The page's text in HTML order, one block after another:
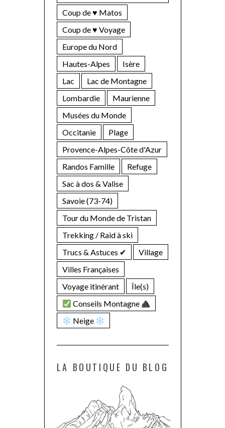
Coup de ♥ Matos
Coup de ♥ Voyage
Europe du Nord
Hautes-Alpes
Isère
Lac
Lac de Montagne
Lombardie
Maurienne
Musées du Monde
Occitanie
Plage
Provence-Alpes-Côte d'Azur
Randos Famille
Refuge
Sac à dos & Valise
Savoie (73-74)
Tour du Monde de Tristan
Trekking / Raid à ski
Trucs & Astuces ✔︎
Village
Villes Françaises
Voyage itinérant
Île(s)
Conseils Montagne
Neige
LA BOUTIQUE DU BLOG